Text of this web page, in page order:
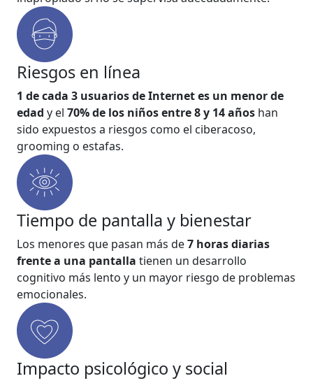
Riesgos en línea
1 de cada 3 usuarios de Internet es un menor de
edad y el 70% de los niños entre 8 y 14 años han
sido expuestos a riesgos como el ciberacoso,
grooming o estafas.
Tiempo de pantalla y bienestar
Los menores que pasan más de7 horas diarias
frente a una pantalla tienen un desarrollo
cognitivo más lento y un mayor riesgo de problemas
emocionales.
Impacto psicológico y social